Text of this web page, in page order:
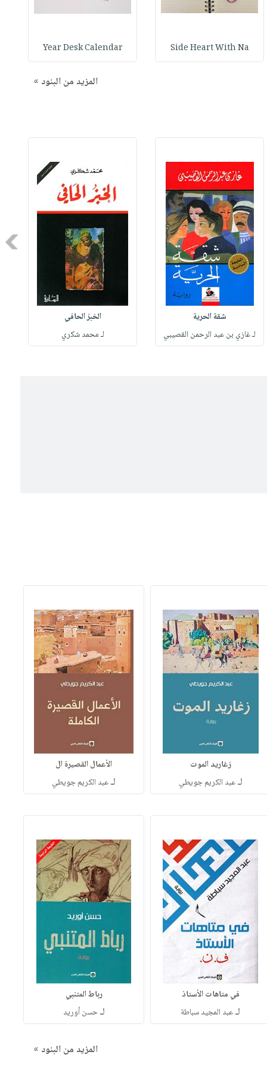
Side Heart With Na
Year Desk Calendar
المزيد من البنود »
شقة الحرية
لـ غازي بن عبد الرحمن القصيبي
الخبز الحافي
لـ محمد شكري
زغاريد الموت
لـعبد الكريم جويطي
الأعمال القصيرة ال
لـعبد الكريم جويطي
في متاهات الأستاذ
لـعبد المجيد سباطة
رباط المتنبي
لـحسن أوريد
المزيد من البنود »